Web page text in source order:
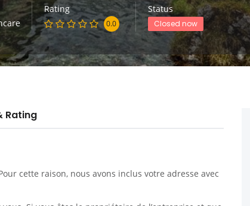
Rating
0.0
Status
Closed now
Rating
cette raison, nous avons inclus votre adresse avec